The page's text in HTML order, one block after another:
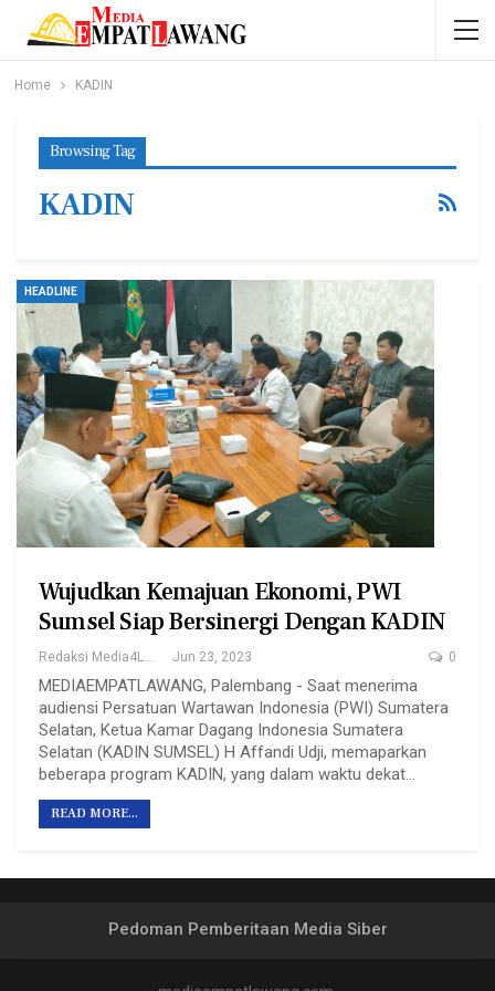
Home KADIN
Browsing Tag
KADIN
HEADLINE
Wujudkan Kemajuan Ekonomi, PWI
Sumsel Siap Bersinergi Dengan KADIN
Jun 23, 2023 0
MEDIAEMPATLAWANG, Palembang - Saat menerima
audiensi Persatuan Wartawan Indonesia (PWI) Sumatera
Selatan, Ketua Kamar Dagang Indonesia Sumatera
Selatan (KADIN SUMSEL) H Affandi Udji, memaparkan
beberapa program KADIN, yang dalam waktu dekat…
READ MORE...
Pedoman Pemberitaan Media Siber